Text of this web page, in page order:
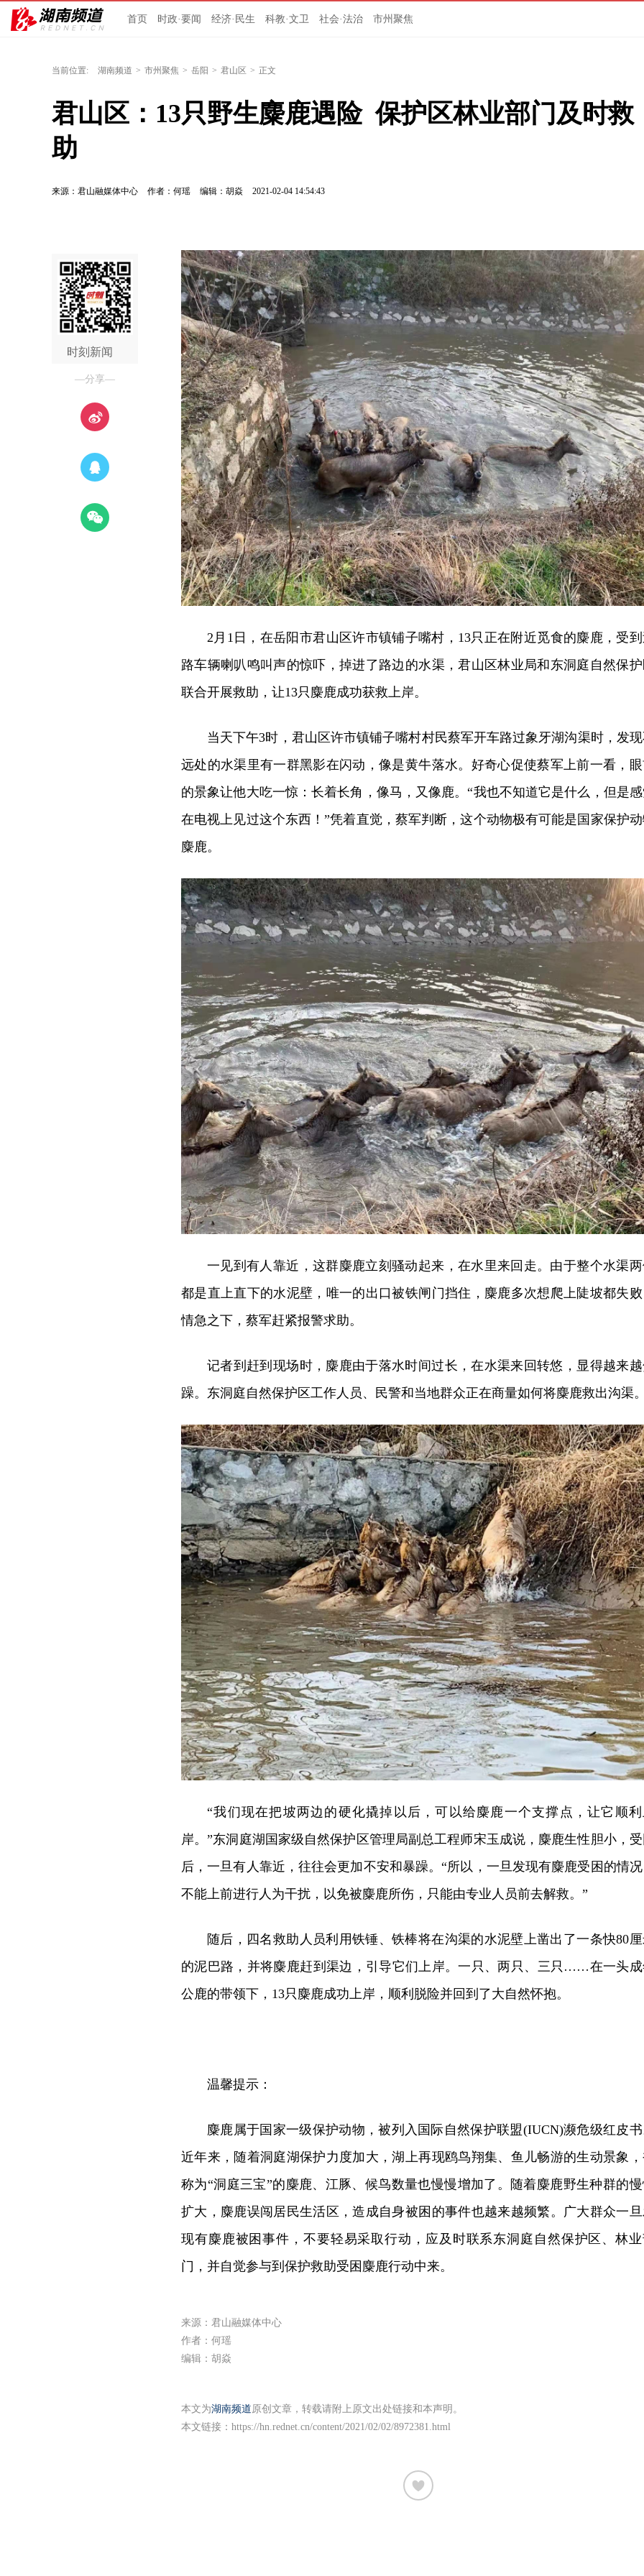
首页 时政·要闻 经济·民生 科教·文卫 社会·法治 市州聚焦
当前位置: 湖南频道 > 市州聚焦 > 岳阳 > 君山区 > 正文
君山区：13只野生麋鹿遇险  保护区林业部门及时救
助
来源：君山融媒体中心 作者：何瑶 编辑：胡焱 2021-02-04 14:54:43
时刻新闻
—分享—
2月1日，在岳阳市君山区许市镇铺子嘴村，13只正在附近觅食的麋鹿，受
路车辆喇叭鸣叫声的惊吓，掉进了路边的水渠，君山区林业局和东洞庭自然保
联合开展救助，让13只麋鹿成功获救上岸。
当天下午3时，君山区许市镇铺子嘴村村民蔡军开车路过象牙湖沟渠时，发
远处的水渠里有一群黑影在闪动，像是黄牛落水。好奇心促使蔡军上前一看，
的景象让他大吃一惊：长着长角，像马，又像鹿。“我也不知道它是什么，但是
在电视上见过这个东西！”凭着直觉，蔡军判断，这个动物极有可能是国家保护
麋鹿。
一见到有人靠近，这群麋鹿立刻骚动起来，在水里来回走。由于整个水渠
都是直上直下的水泥壁，唯一的出口被铁闸门挡住，麋鹿多次想爬上陡坡都失
情急之下，蔡军赶紧报警求助。
记者到赶到现场时，麋鹿由于落水时间过长，在水渠来回转悠，显得越来
躁。东洞庭自然保护区工作人员、民警和当地群众正在商量如何将麋鹿救出沟渠
“我们现在把坡两边的硬化撬掉以后，可以给麋鹿一个支撑点，让它顺
岸。”东洞庭湖国家级自然保护区管理局副总工程师宋玉成说，麋鹿生性胆小，
后，一旦有人靠近，往往会更加不安和暴躁。“所以，一旦发现有麋鹿受困的情
不能上前进行人为干扰，以免被麋鹿所伤，只能由专业人员前去解救。”
随后，四名救助人员利用铁锤、铁棒将在沟渠的水泥壁上凿出了一条快80
的泥巴路，并将麋鹿赶到渠边，引导它们上岸。一只、两只、三只……在一头
公鹿的带领下，13只麋鹿成功上岸，顺利脱险并回到了大自然怀抱。
温馨提示：
麋鹿属于国家一级保护动物，被列入国际自然保护联盟(IUCN)濒危级红皮
近年来，随着洞庭湖保护力度加大，湖上再现鸥鸟翔集、鱼儿畅游的生动景象
称为“洞庭三宝”的麋鹿、江豚、候鸟数量也慢慢增加了。随着麋鹿野生种群的
扩大，麋鹿误闯居民生活区，造成自身被困的事件也越来越频繁。广大群众一
现有麋鹿被困事件，不要轻易采取行动，应及时联系东洞庭自然保护区、林
门，并自觉参与到保护救助受困麋鹿行动中来。
来源：君山融媒体中心
作者：何瑶
编辑：胡焱
本文为湖南频道原创文章，转载请附上原文出处链接和本声明。
本文链接： https://hn.rednet.cn/content/2021/02/02/8972381.html